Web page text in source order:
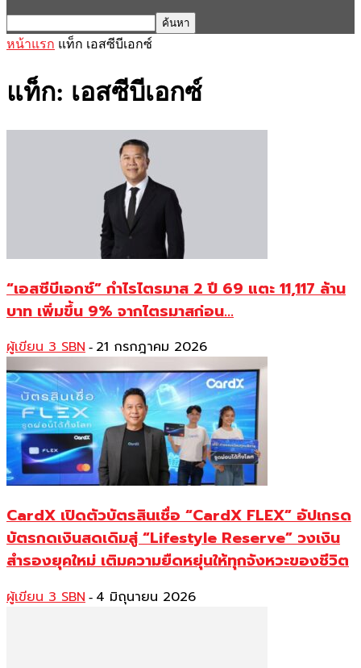
หน้าแรก แท็ก เอสซีบีเอกซ์
แท็ก: เอสซีบีเอกซ์
“เอสซีบีเอกซ์” กำไรไตรมาส 2 ปี 69 แตะ 11,117 ล้าน
บาท เพิ่มขึ้น 9% จากไตรมาสก่อน...
ผู้เขียน 3 SBN - 21 กรกฎาคม 2026
CardX เปิดตัวบัตรสินเชื่อ “CardX FLEX” อัปเกรด
บัตรกดเงินสดเดิมสู่ “Lifestyle Reserve” วงเงิน
สำรองยุคใหม่ เติมความยืดหยุ่นให้ทุกจังหวะของชีวิต
ผู้เขียน 3 SBN - 4 มิถุนายน 2026